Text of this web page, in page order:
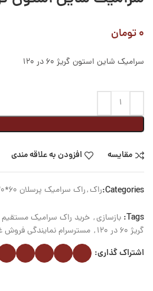
۰تومان
سرامیک شاین استون گریژ 60 در 120
مقایسه افزودن به علاقه مندی
Categories: راک,راک سرامیک پرسلان 60*120
Tags: بازسازی, خرید راک سرامیک مستقیم
گریژ 60 در 120
, مسترسرام نمایندگی
اشتراک گذاری: